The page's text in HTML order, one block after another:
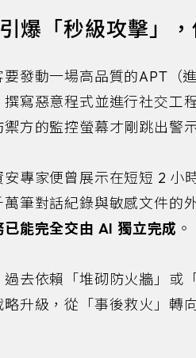
爆「秒級攻擊」
要發動一場高品質的APT（
撰寫惡意程式並進行社交工
方的監控螢幕才剛跳出警
專家便曾展示在短短 2 小
筆對話紀錄與敏感文件的
已能完全交由 AI 獨立完成 。
過去依賴「堆砌防火牆」或
升級，從「事後救火」轉